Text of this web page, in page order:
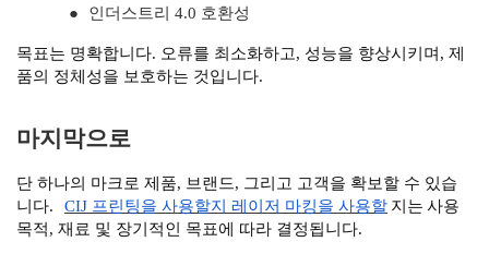
●
인더스트리 4.0 호환성
목표는 명확합니다. 오류를 최소화하고, 성능을 향상시키며, 제
품의 정체성을 보호하는 것입니다.
마지막으로
단 하나의 마크로 제품, 브랜드, 그리고 고객을 확보할 수 있습
니다.
CIJ 프린팅을 사용할지 레이저 마킹을 사용할 지는 사용
목적, 재료 및 장기적인 목표에 따라 결정됩니다.